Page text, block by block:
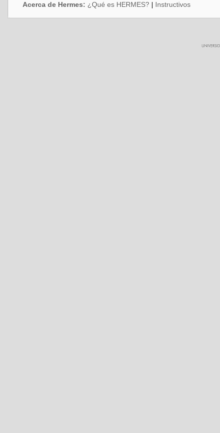
Acerca de Hermes: ¿Qué es HERMES? | Instructivos